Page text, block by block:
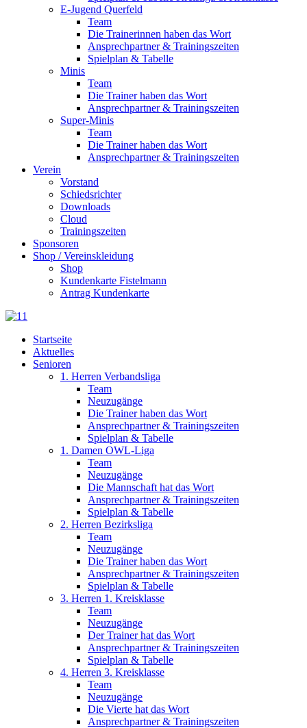
E-Jugend Querfeld
Team
Die Trainerinnen haben das Wort
Ansprechpartner & Trainingszeiten
Spielplan & Tabelle
Minis
Team
Die Trainer haben das Wort
Ansprechpartner & Trainingszeiten
Super-Minis
Team
Die Trainer haben das Wort
Ansprechpartner & Trainingszeiten
Verein
Vorstand
Schiedsrichter
Downloads
Cloud
Trainingszeiten
Sponsoren
Shop / Vereinskleidung
Shop
Kundenkarte Fistelmann
Antrag Kundenkarte
Startseite
Aktuelles
Senioren
1. Herren Verbandsliga
Team
Neuzugänge
Die Trainer haben das Wort
Ansprechpartner & Trainingszeiten
Spielplan & Tabelle
1. Damen OWL-Liga
Team
Neuzugänge
Die Mannschaft hat das Wort
Ansprechpartner & Trainingszeiten
Spielplan & Tabelle
2. Herren Bezirksliga
Team
Neuzugänge
Die Trainer haben das Wort
Ansprechpartner & Trainingszeiten
Spielplan & Tabelle
3. Herren 1. Kreisklasse
Team
Neuzugänge
Der Trainer hat das Wort
Ansprechpartner & Trainingszeiten
Spielplan & Tabelle
4. Herren 3. Kreisklasse
Team
Neuzugänge
Die Vierte hat das Wort
Ansprechpartner & Trainingszeiten